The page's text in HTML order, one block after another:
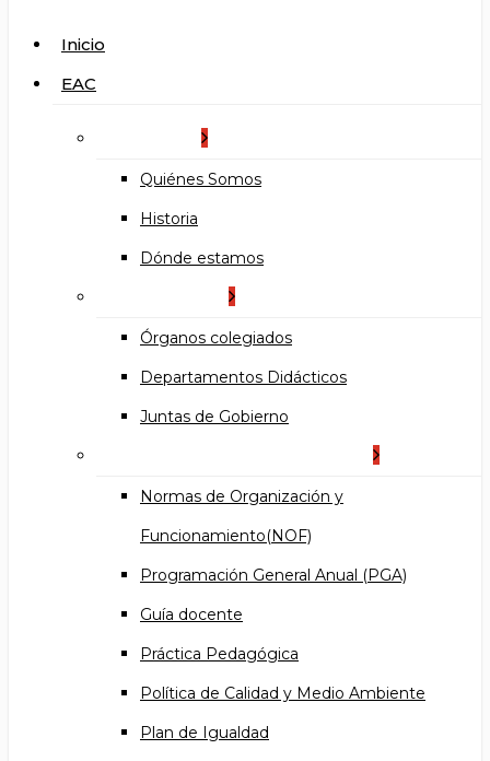
search
Menu
Inicio
EAC
Quiénes Somos
Historia
Dónde estamos
Órganos colegiados
Departamentos Didácticos
Juntas de Gobierno
Normas de Organización y
Funcionamiento(NOF)
Programación General Anual (PGA)
Guía docente
Práctica Pedagógica
Política de Calidad y Medio Ambiente
Plan de Igualdad